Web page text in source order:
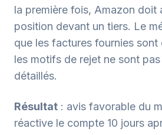
la première fois, Amazon doit
position devant un tiers. Le
que les factures fournies
les motifs de rejet ne sont
détaillés.
Résultat : avis favorable du
réactive le compte 10 jours